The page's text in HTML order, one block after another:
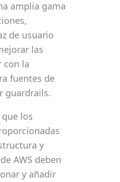
amplia gama
de usuario
las
con la
fuentes de
guardrails.
los
y
AWS deben
y añadir